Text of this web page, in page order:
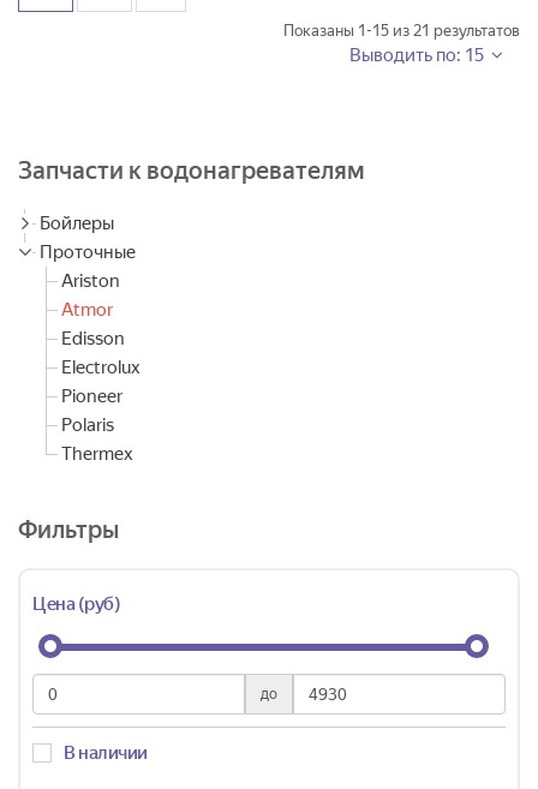
Показаны 1-15 из 21 результатов
Выводить по: 15
Запчасти к водонагревателям
Бойлеры
Проточные
Ariston
Atmor
Edisson
Electrolux
Pioneer
Polaris
Thermex
Фильтры
Цена (руб)
до
В наличии